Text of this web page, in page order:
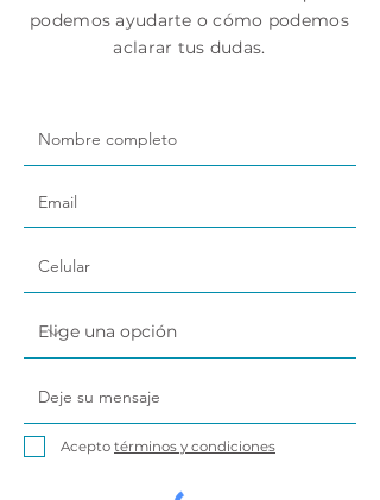
podemos ayudarte o cómo podemos
aclarar tus dudas.
Acepto términos y condiciones